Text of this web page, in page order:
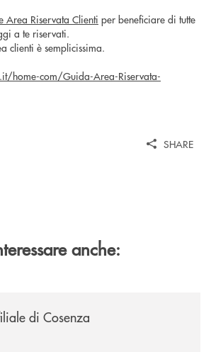
Area Riservata Clienti per beneficiare di tutte
a te riservati.
clienti è semplicissima.
home-com/Guida-Area-Riservata-
SHARE
anche:
di Cosenza